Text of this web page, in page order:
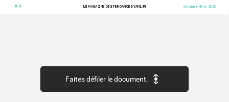
LE MAGAZINE DES TENDANCES VANLIFE
# 4 Automne-Hiver 2020
Faites défiler le document.